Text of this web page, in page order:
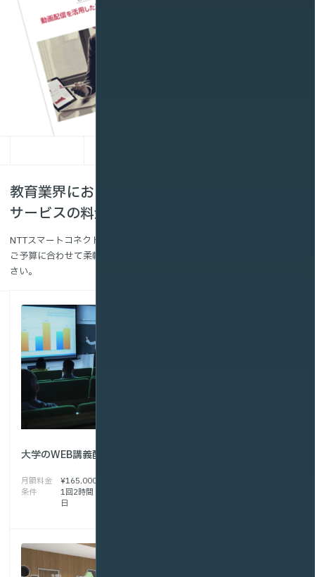
教育業界における動画配信・VR・メタバース
サービスの料金・お見積もり例
NTTスマートコネクトにご依頼いただいた場合の費用相場です。
ご予算に合わせて柔軟に対応できますので、まずはお気軽にご相談くだ
さい。
大学のWEB講義配信
月額料金
¥165,000
条件
1回2時間 平均100再生/
日